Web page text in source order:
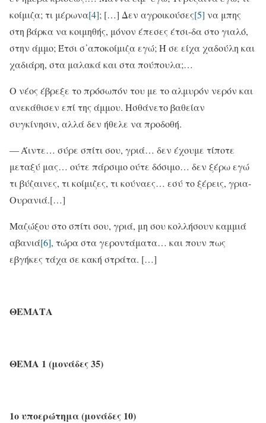
κοίμιζα; τι μέρωνα[4]; […] Δεν αγροικούσες[5] να μπης
στη βάρκα να κοιμηθής, μόνον έπεσες έτσι-δα στο γιαλό,
στην άμμο; Έτσι σ᾽αποκοίμιζα εγώ; Ή σε είχα χαδούλη και
χαδιάρη, στα μαλακά και στα πούπουλα;…
Ο νέος έβρεξε το πρόσωπόν του με το αλμυρόν νερόν και
ανεκάθισεν επί της άμμου. Ησθάνετο βαθείαν
συγκίνησιν, αλλά δεν ήθελε να προδοθή.
― Άιντε… σύρε σπίτι σου, γριά… δεν έχουμε τίποτε
μεταξύ μας… ούτε πάρσιμο ούτε δόσιμο… δεν ξέρω εγώ
τι βύζαινες, τι κοίμιζες, τι κούναες… εσύ το ξέρεις, γρια-
Ουρανιά.[…]
Μαζώξου στο σπίτι σου, γριά, μη σου κολλήσουν καμμιά
αβανιά[6], τώρα στα γεροντάματα… και πουν πως
εβγήκες τάχα σε κακή στράτα. […]
ΘΕΜΑΤΑ
ΘΕΜΑ 1 (μονάδες 35)
1ο υποερώτημα (μονάδες 10)